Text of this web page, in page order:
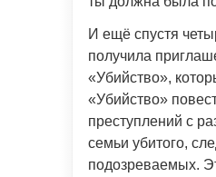
И ещё спустя
получила
«Убийство»,
«Убийство»
преступлений с
семьи убитого,
подозреваемых.